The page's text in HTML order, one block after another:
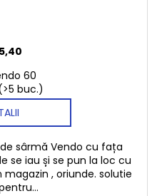
60
buc.)
sârmă Vendo cu fața
se iau și se pun la loc cu
magazin , oriunde. solutie